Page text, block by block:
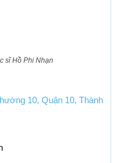
sĩ Hồ Phi Nhạn
10, Quận 10, Thành